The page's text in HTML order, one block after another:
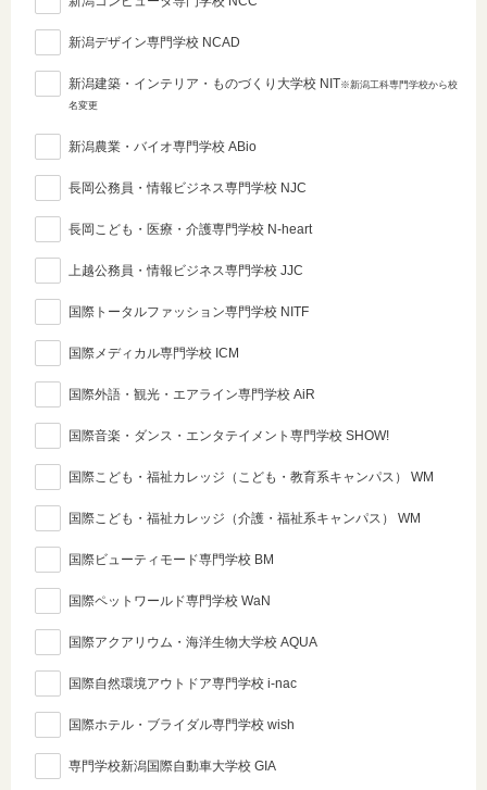
新潟デザイン専門学校 NCAD
新潟建築・インテリア・ものづくり大学校 NIT※新潟工科専門学校から校
名変更
新潟農業・バイオ専門学校 ABio
長岡公務員・情報ビジネス専門学校 NJC
長岡こども・医療・介護専門学校 N-heart
上越公務員・情報ビジネス専門学校 JJC
国際トータルファッション専門学校 NITF
国際メディカル専門学校 ICM
国際外語・観光・エアライン専門学校 AiR
国際音楽・ダンス・エンタテイメント専門学校 SHOW!
国際こども・福祉カレッジ（こども・教育系キャンパス） WM
国際こども・福祉カレッジ（介護・福祉系キャンパス） WM
国際ビューティモード専門学校 BM
国際ペットワールド専門学校 WaN
国際アクアリウム・海洋生物大学校 AQUA
国際自然環境アウトドア専門学校 i-nac
国際ホテル・ブライダル専門学校 wish
専門学校新潟国際自動車大学校 GIA